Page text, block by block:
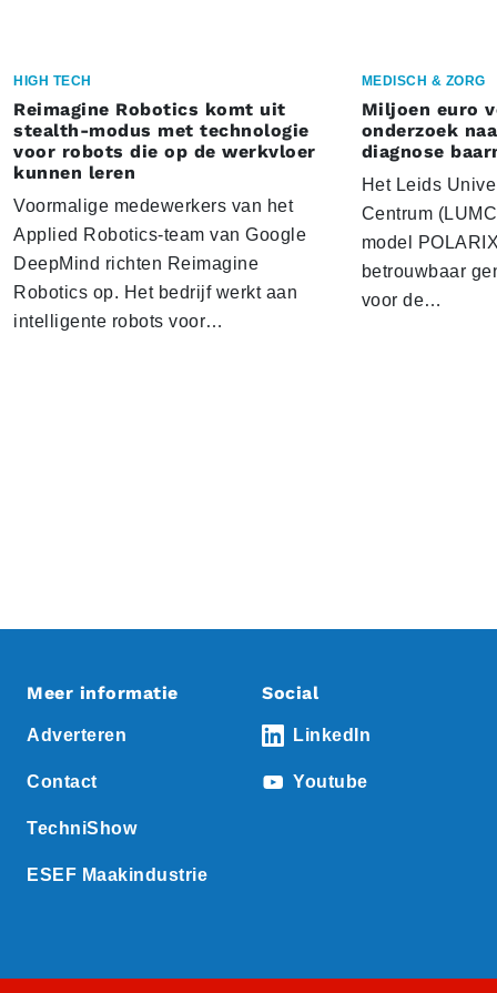
HIGH TECH
Reimagine Robotics komt uit
stealth-modus met technologie
voor robots die op de werkvloer
kunnen leren
Voormalige medewerkers van het
Applied Robotics-team van Google
DeepMind richten Reimagine
Robotics op. Het bedrijf werkt aan
intelligente robots voor…
MEDISCH & ZORG
Miljoen euro
onderzoek
diagnose
Het Leids
Centrum
model
betrouwbaar
voor de…
Meer informatie
Adverteren
Contact
TechniShow
ESEF Maakindustrie
Social
LinkedIn
Youtube